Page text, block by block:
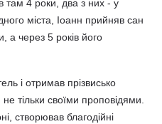
там 4 роки, два з них - у
міста, Іоанн прийняв сан
а через 5 років його
і отримав прізвисько
тільки своїми проповідями.
створював благодійні